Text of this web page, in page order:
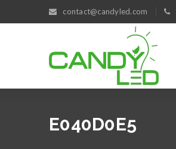
contact@candyled.com
E040D0E5